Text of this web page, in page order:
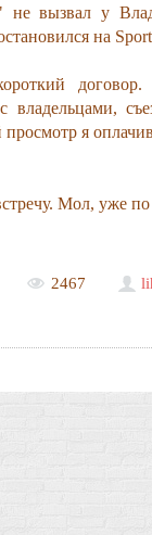
не вызвал у
на
владельцами,
я
Мол, уже
2467